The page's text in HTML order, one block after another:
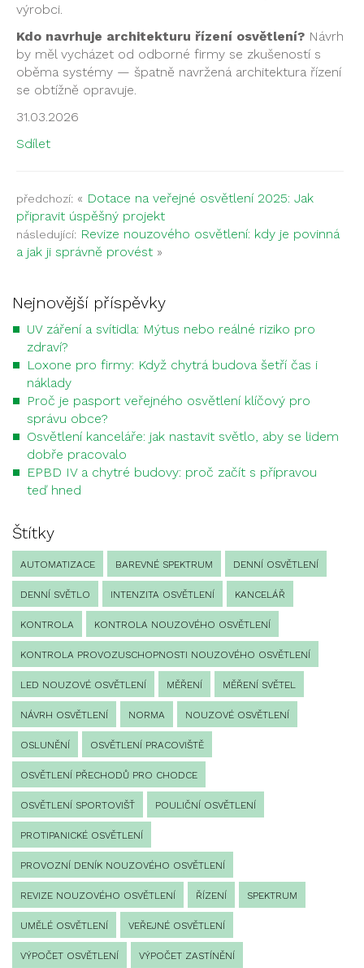
výrobci.
Kdo navrhuje architekturu řízení osvětlení? Návrh
by měl vycházet od odborné firmy se zkušeností s
oběma systémy — špatně navržená architektura řízení
se obtížně opravuje.
31.03.2026
Sdílet
předchozí: « Dotace na veřejné osvětlení 2025: Jak
připravit úspěšný projekt
následující: Revize nouzového osvětlení: kdy je povinná
a jak ji správně provést »
Nejnovější příspěvky
UV záření a svítidla: Mýtus nebo reálné riziko pro
zdraví?
Loxone pro firmy: Když chytrá budova šetří čas i
náklady
Proč je pasport veřejného osvětlení klíčový pro
správu obce?
Osvětlení kanceláře: jak nastavit světlo, aby se lidem
dobře pracovalo
EPBD IV a chytré budovy: proč začít s přípravou
teď hned
Štítky
AUTOMATIZACE BAREVNÉ SPEKTRUM DENNÍ OSVĚTLENÍ
DENNÍ SVĚTLO INTENZITA OSVĚTLENÍ KANCELÁŘ
KONTROLA KONTROLA NOUZOVÉHO OSVĚTLENÍ
KONTROLA PROVOZUSCHOPNOSTI NOUZOVÉHO OSVĚTLENÍ
LED NOUZOVÉ OSVĚTLENÍ MĚŘENÍ MĚŘENÍ SVĚTEL
NÁVRH OSVĚTLENÍ NORMA NOUZOVÉ OSVĚTLENÍ
OSLUNĚNÍ OSVĚTLENÍ PRACOVIŠTĚ
OSVĚTLENÍ PŘECHODŮ PRO CHODCE
OSVĚTLENÍ SPORTOVIŠŤ POULIČNÍ OSVĚTLENÍ
PROTIPANICKÉ OSVĚTLENÍ
PROVOZNÍ DENÍK NOUZOVÉHO OSVĚTLENÍ
REVIZE NOUZOVÉHO OSVĚTLENÍ ŘÍZENÍ SPEKTRUM
UMĚLÉ OSVĚTLENÍ VEŘEJNÉ OSVĚTLENÍ
VÝPOČET OSVĚTLENÍ VÝPOČET ZASTÍNĚNÍ